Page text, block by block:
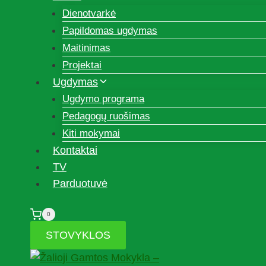
Dienotvarkė
Papildomas ugdymas
Maitinimas
Projektai
Ugdymas
Ugdymo programa
Pedagogų ruošimas
Kiti mokymai
Kontaktai
TV
Parduotuvė
0
STOVYKLOS